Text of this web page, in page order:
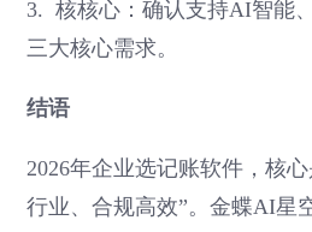
3. 核核心：确认支持AI智能
三大核心需求。
结语
2026年企业选记账软件，核
行业、合规高效”。金蝶AI星